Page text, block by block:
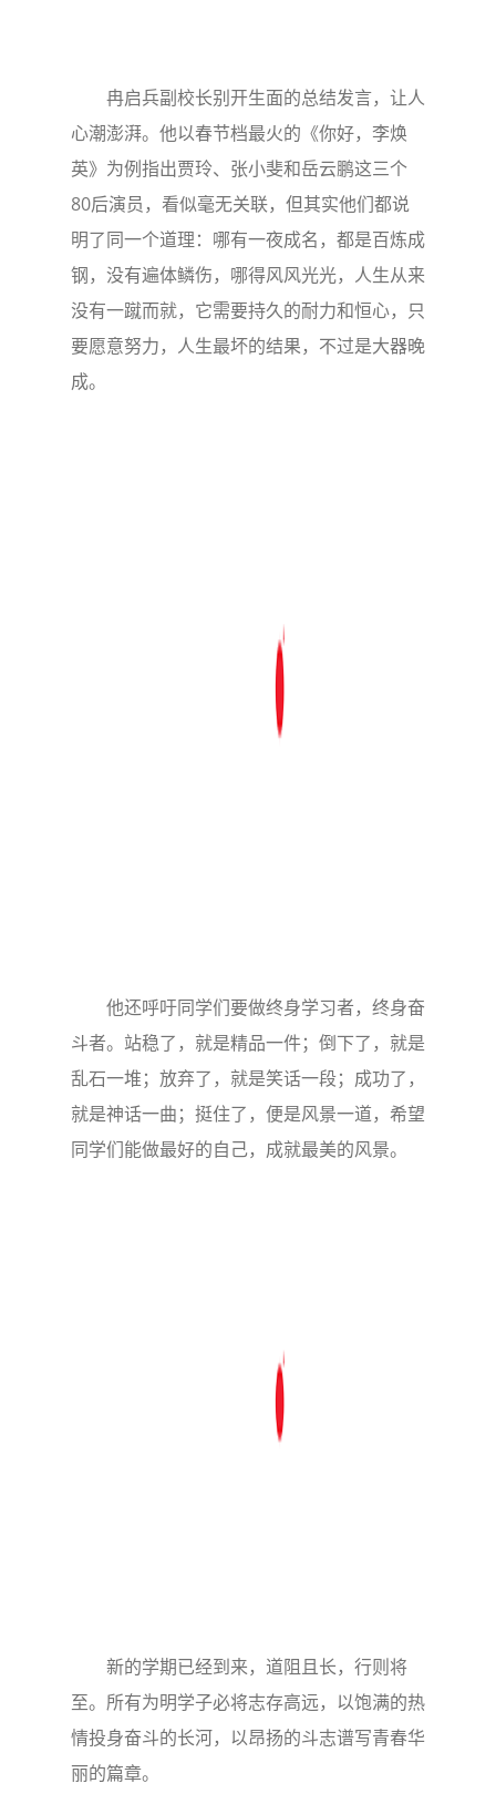
冉启兵副校长别开生面的总结发言，让人
心潮澎湃。他以春节档最火的《你好，李焕
英》为例指出贾玲、张小斐和岳云鹏这三个
80后演员，看似毫无关联，但其实他们都说
明了同一个道理：哪有一夜成名，都是百炼成
钢，没有遍体鳞伤，哪得风风光光，人生从来
没有一蹴而就，它需要持久的耐力和恒心，只
要愿意努力，人生最坏的结果，不过是大器晚
成。
他还呼吁同学们要做终身学习者，终身奋
斗者。站稳了，就是精品一件；倒下了，就是
乱石一堆；放弃了，就是笑话一段；成功了，
就是神话一曲；挺住了，便是风景一道，希望
同学们能做最好的自己，成就最美的风景。
新的学期已经到来，道阻且长，行则将
至。所有为明学子必将志存高远，以饱满的热
情投身奋斗的长河，以昂扬的斗志谱写青春华
丽的篇章。